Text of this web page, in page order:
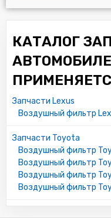
КАТАЛОГ
Запчасти Lexus
Воздушный фильтр
Запчасти Toyota
Воздушный фильтр
Воздушный фильтр
Воздушный фильтр
Воздушный фильтр